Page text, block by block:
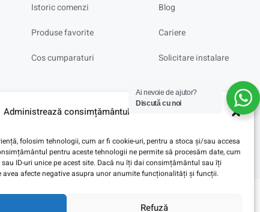
Administrează consimțământul
folosim tehnologii, cum ar fi cookie-uri, pentru a stoca și/sau accesa
pentru aceste tehnologii ne permite să procesăm date, cum
ID-uri unice pe acest site. Dacă nu îți dai consimțământul sau îți
afecte negative asupra unor anumite funcționalități și funcții.
Refuză
Istoric comenzi
Produse favorite
Cos cumparaturi
Blog
Cariere
Solicitare instalare
Ai nevoie de ajutor?
Discută cu noi